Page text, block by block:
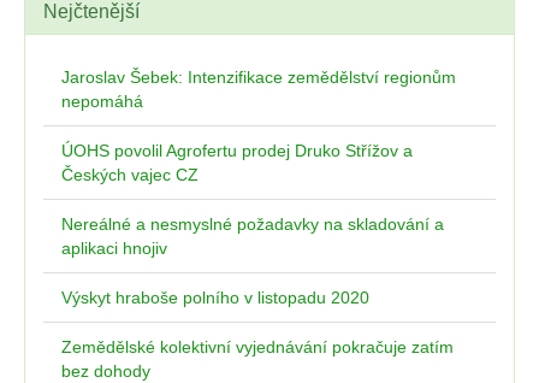
Nejčtenější
Jaroslav Šebek: Intenzifikace zemědělství regionům
nepomáhá
ÚOHS povolil Agrofertu prodej Druko Střížov a
Českých vajec CZ
Nereálné a nesmyslné požadavky na skladování a
aplikaci hnojiv
Výskyt hraboše polního v listopadu 2020
Zemědělské kolektivní vyjednávání pokračuje zatím
bez dohody